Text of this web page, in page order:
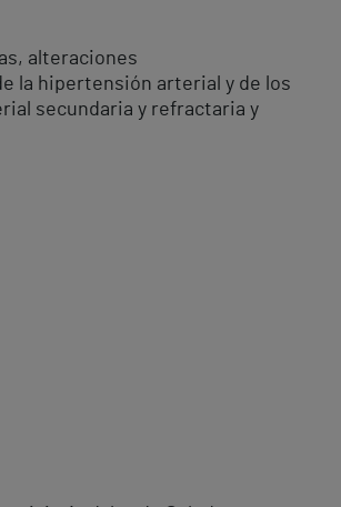
alteraciones
la hipertensión arterial y de los
secundaria y refractaria y